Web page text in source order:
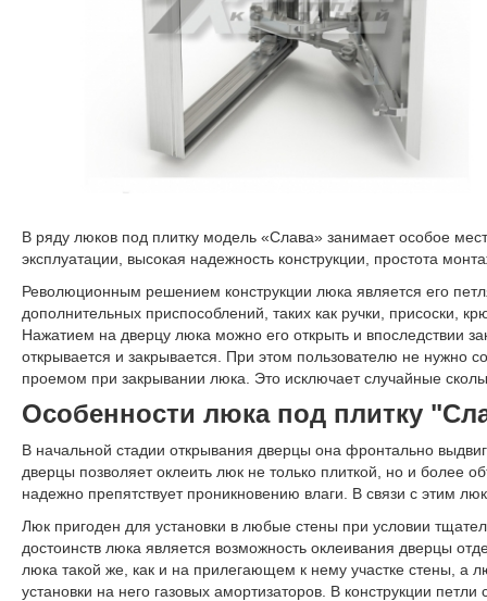
В ряду люков под плитку модель «Слава» занимает особое
эксплуатации, высокая надежность конструкции, простота
Революционным решением конструкции люка является его
дополнительных приспособлений, таких как ручки, присоски,
Нажатием на дверцу люка можно его открыть и впоследствии
открывается и закрывается. При этом пользователю не нужно
проемом при закрывании люка. Это исключает случайные
Особенности люка под плитку
В начальной стадии открывания дверцы она фронтально
дверцы позволяет оклеить люк не только плиткой, но и
надежно препятствует проникновению влаги. В связи с этим
Люк пригоден для установки в любые стены при условии
достоинств люка является возможность оклеивания дверцы
люка такой же, как и на прилегающем к нему участке стены, а
установки на него газовых амортизаторов. В конструкции